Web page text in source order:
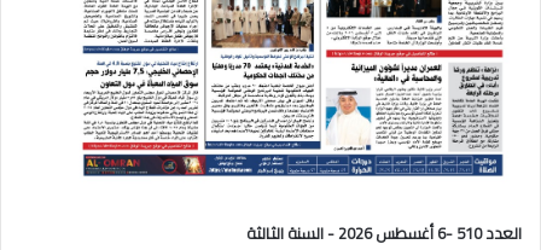
العدد 510 -6 أغسطس 2026 - السنة الثالثة